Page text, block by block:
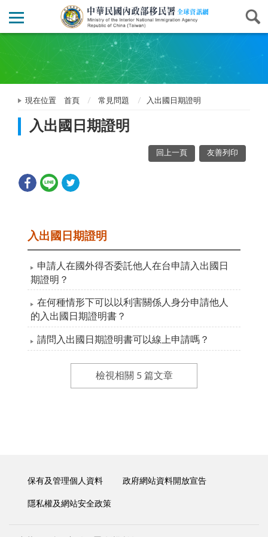
現在位置 首頁 常見問題 入出國日期證明
入出國日期證明
回上一頁 友善列印
入出國日期證明
申請人在國外得否委託他人在台申請入出國日
期證明？
在何種情形下可以以利害關係人身分申請他人
的入出國日期證明書？
請問入出國日期證明書可以線上申請嗎？
檢視相關 5 篇文章
保有及管理個人資料 政府網站資料開放宣告
隱私權及網站安全政策